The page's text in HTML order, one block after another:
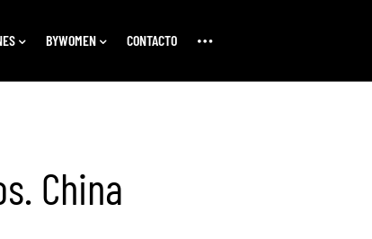
BYWOMEN CONTACTO
China